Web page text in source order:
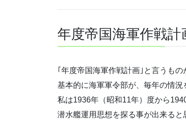
年度帝国海軍作戦計
｢年度帝国海軍作戦計画｣と言うもの
基本的に海軍軍令部が、毎年の情況
私は1936年（昭和11年）度から
潜水艦運用思想を探る事が出来ると